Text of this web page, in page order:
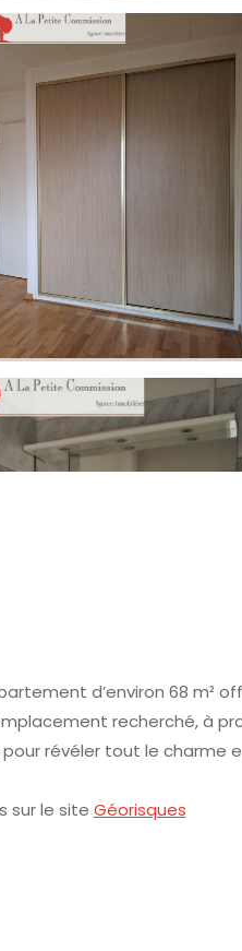
d’environ 68 m²
recherché, à
révéler tout le charme
sur le site Géorisques